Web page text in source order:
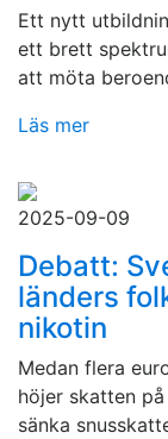
Ett nytt
ett brett
att möta
Läs mer
2025-09-09
Debatt:
länders
nikotin
Medan flera
höjer skatten
sänka